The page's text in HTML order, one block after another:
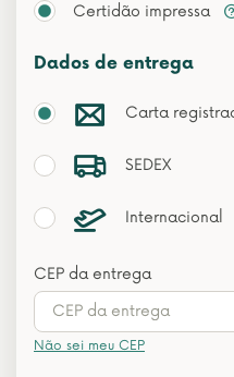
Certidão impressa
Dados de entrega
Carta
SEDEX
Internacional
CEP da entrega
Não sei meu CEP